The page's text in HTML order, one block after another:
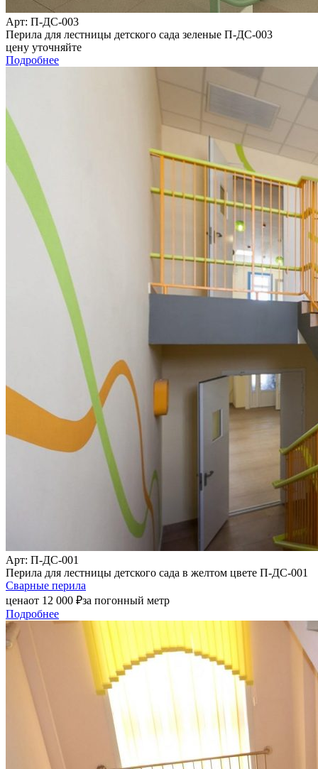
Арт: П-ДС-003
Перила для лестницы детского сада зеленые П-ДС-003
цену уточняйте
Подробнее
Арт: П-ДС-001
Перила для лестницы детского сада в желтом цвете П-ДС-001
Сварные перила
ценаот 12 000 ₽за погонный метр
Подробнее